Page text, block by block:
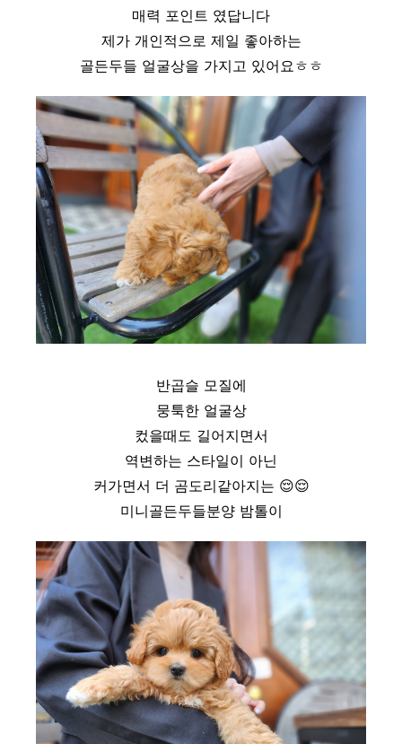
매력 포인트 였답니다
제가 개인적으로 제일 좋아하는
골든두들 얼굴상을 가지고 있어요ㅎㅎ
반곱슬 모질에
뭉툭한 얼굴상
컸을때도 길어지면서
역변하는 스타일이 아닌
커가면서 더 곰도리같아지는 😌😌
미니골든두들분양 밤톨이